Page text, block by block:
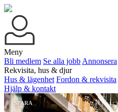
Meny
Bli medlem Se alla jobb Annonsera
Rekvisita, hus & djur
Hus & lägenhet Fordon & rekvisita
Hjälp & kontakt
SPARA